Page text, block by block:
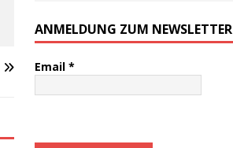
ANMELDUNG ZUM NEWSLETTER
Email *